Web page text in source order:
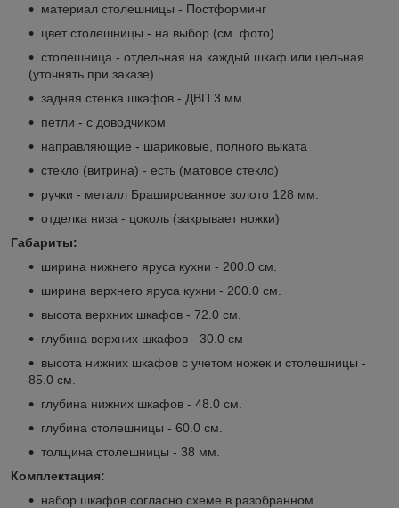
материал столешницы - Постформинг
цвет столешницы - на выбор (см. фото)
столешница - отдельная на каждый шкаф или цельная
(уточнять при заказе)
задняя стенка шкафов - ДВП 3 мм.
петли - с доводчиком
направляющие - шариковые, полного выката
стекло (витрина) - есть (матовое стекло)
ручки - металл Брашированное золото 128 мм.
отделка низа - цоколь (закрывает ножки)
Габариты:
ширина нижнего яруса кухни - 200.0 см.
ширина верхнего яруса кухни - 200.0 см.
высота верхних шкафов - 72.0 см.
глубина верхних шкафов - 30.0 см
высота нижних шкафов с учетом ножек и столешницы -
85.0 см.
глубина нижних шкафов - 48.0 см.
глубина столешницы - 60.0 см.
толщина столешницы - 38 мм.
Комплектация:
набор шкафов согласно схеме в разобранном